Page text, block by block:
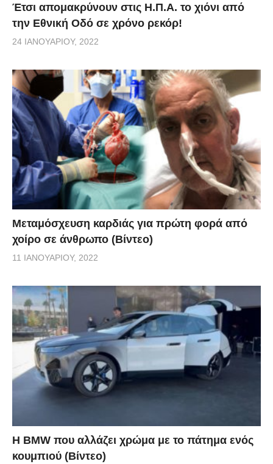
Έτσι απομακρύνουν στις Η.Π.Α. το χιόνι από
την Εθνική Οδό σε χρόνο ρεκόρ!
24 ΙΑΝΟΥΑΡΊΟΥ, 2022
Μεταμόσχευση καρδιάς για πρώτη φορά από
χοίρο σε άνθρωπο (Βίντεο)
11 ΙΑΝΟΥΑΡΊΟΥ, 2022
Η BMW που αλλάζει χρώμα με το πάτημα ενός
κουμπιού (Βίντεο)